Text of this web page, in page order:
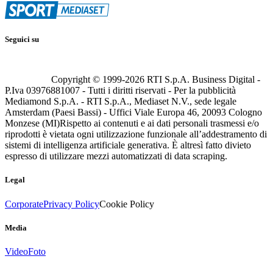
Seguici su
Copyright © 1999-2026 RTI S.p.A. Business Digital -
P.Iva 03976881007 - Tutti i diritti riservati - Per la pubblicità
Mediamond S.p.A. - RTI S.p.A., Mediaset N.V., sede legale
Amsterdam (Paesi Bassi) - Uffici Viale Europa 46, 20093 Cologno
Monzese (MI)Rispetto ai contenuti e ai dati personali trasmessi e/o
riprodotti è vietata ogni utilizzazione funzionale all’addestramento di
sistemi di intelligenza artificiale generativa. È altresì fatto divieto
espresso di utilizzare mezzi automatizzati di data scraping.
Legal
CorporatePrivacy PolicyCookie Policy
Media
VideoFoto